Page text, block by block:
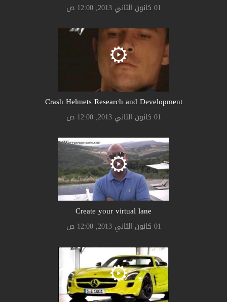
01 كانون الثاني 2013, 12:00 ص
Crash Helmets Research and Development
01 كانون الثاني 2013, 12:00 ص
Create your virtual lane
01 كانون الثاني 2013, 12:00 ص